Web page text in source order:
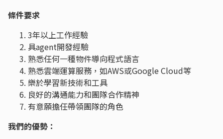
條件要求
3年以上工作經驗
具agent開發經驗
熟悉任何一種物件導向程式語言
熟悉雲端運算服務，如AWS或Google Cloud等
樂於學習新技術和工具
良好的溝通能力和團隊合作精神
有意願擔任帶領團隊的角色
我們的優勢：